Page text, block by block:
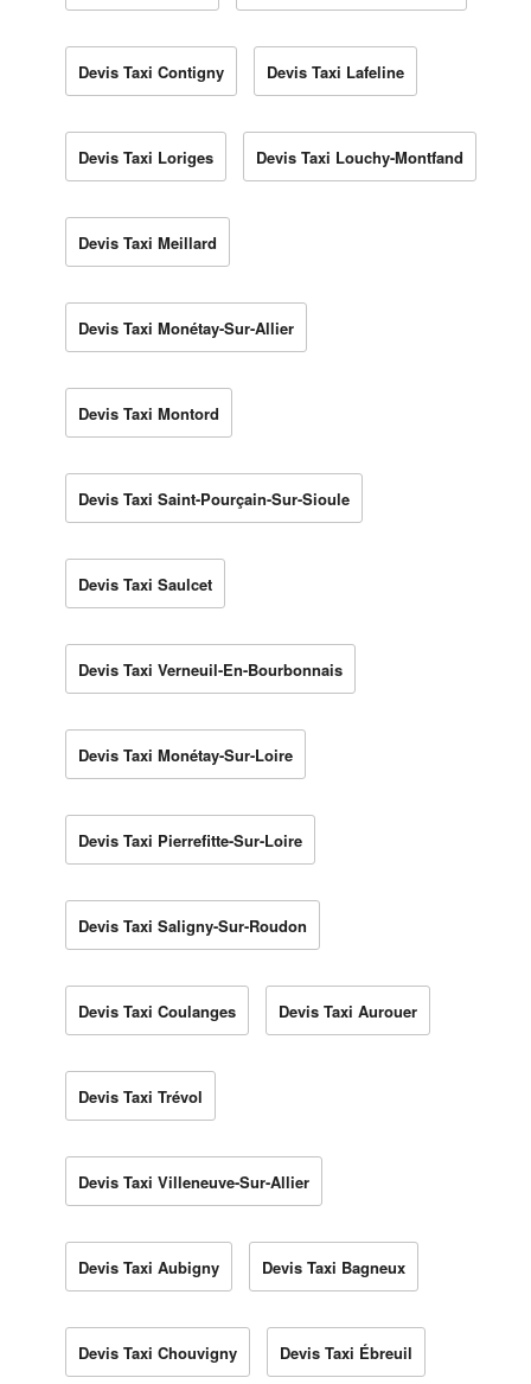
Devis Taxi Contigny Devis Taxi Lafeline
Devis Taxi Loriges Devis Taxi Louchy-Montfand
Devis Taxi Meillard
Devis Taxi Monétay-Sur-Allier
Devis Taxi Montord
Devis Taxi Saint-Pourçain-Sur-Sioule
Devis Taxi Saulcet
Devis Taxi Verneuil-En-Bourbonnais
Devis Taxi Monétay-Sur-Loire
Devis Taxi Pierrefitte-Sur-Loire
Devis Taxi Saligny-Sur-Roudon
Devis Taxi Coulanges Devis Taxi Aurouer
Devis Taxi Trévol
Devis Taxi Villeneuve-Sur-Allier
Devis Taxi Aubigny Devis Taxi Bagneux
Devis Taxi Chouvigny Devis Taxi Ébreuil